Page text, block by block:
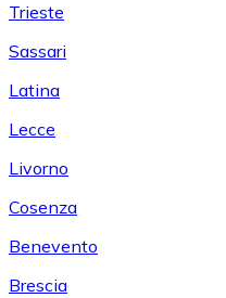
Trieste
Sassari
Latina
Lecce
Livorno
Cosenza
Benevento
Brescia